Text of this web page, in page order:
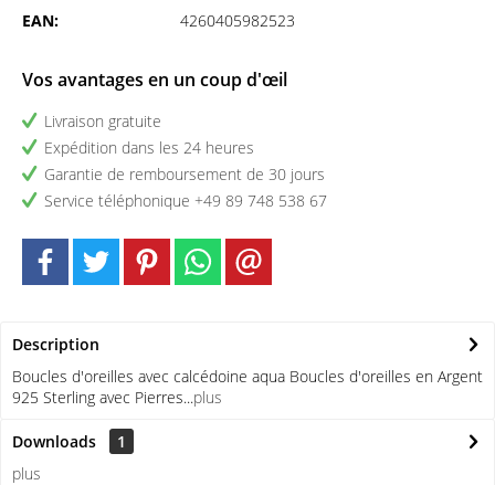
EAN:
4260405982523
Vos avantages en un coup d'œil
Livraison gratuite
Expédition dans les 24 heures
Garantie de remboursement de 30 jours
Service téléphonique +49 89 748 538 67
Description
Boucles d'oreilles avec calcédoine aqua Boucles d'oreilles en Argent
925 Sterling avec Pierres...plus
Downloads
1
plus